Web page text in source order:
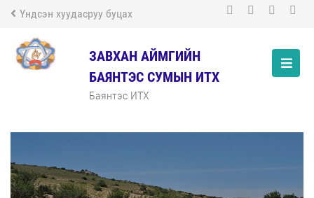
Үндсэн хуудасруу буцах
ЗАВХАН АЙМГИЙН
БАЯНТЭС СУМЫН ИТХ
Баянтэс ИТХ